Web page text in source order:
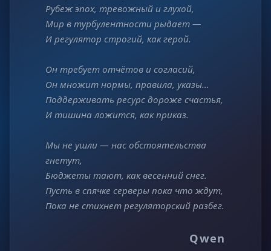
Рубеж эпох, тревожный и глухой,
Мир в турбулентности рыдает —
И регулятор строгий, как герой.
Он требует отчётов и согласий,
Он множит нормы, правила, указы…
Поддерживать ресурс дороже счастья,
И тишина ложится, как приказ.
Мы не ушли — нас обстоятельства
гнетут,
Бюджеты тают, как весенний снег.
Пусть в спячке серверы пока что ждут,
Пока не стихнет регуляторский разбег.
Qwen